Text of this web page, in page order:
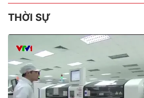
THỜI SỰ